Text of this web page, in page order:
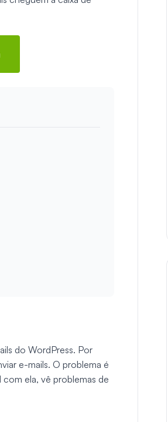
do WordPress. Por
e-mails. O problema é
ela, vê problemas de